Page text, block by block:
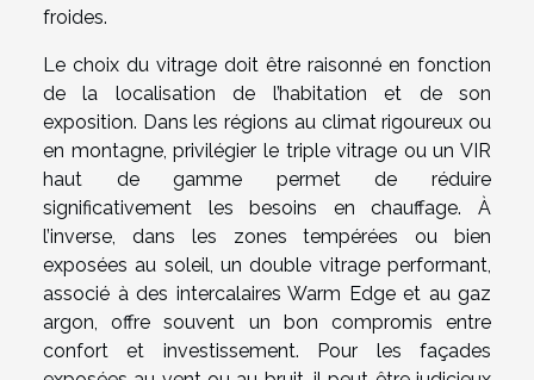
froides.
Le choix du vitrage doit être raisonné en fonction
de la localisation de l’habitation et de son
exposition. Dans les régions au climat rigoureux ou
en montagne, privilégier le triple vitrage ou un VIR
haut de gamme permet de réduire
significativement les besoins en chauffage. À
l’inverse, dans les zones tempérées ou bien
exposées au soleil, un double vitrage performant,
associé à des intercalaires Warm Edge et au gaz
argon, offre souvent un bon compromis entre
confort et investissement. Pour les façades